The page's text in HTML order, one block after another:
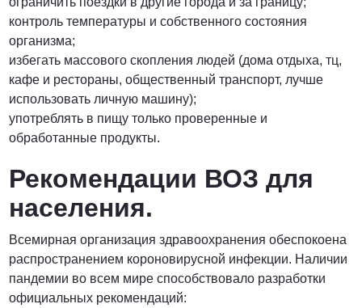
контроль температуры и собственного состояния
организма;
избегать массового скопления людей (дома отдыха, тц,
кафе и рестораны, общественный транспорт, лучше
использовать личную машину);
употреблять в пищу только проверенные и
обработанные продукты.
Рекомендации ВОЗ для
населения.
Всемирная организация здравоохранения обеспокоена
распространением короновирусной инфекции. Наличии
пандемии во всем мире способствовало разработки
официальных рекомендаций: